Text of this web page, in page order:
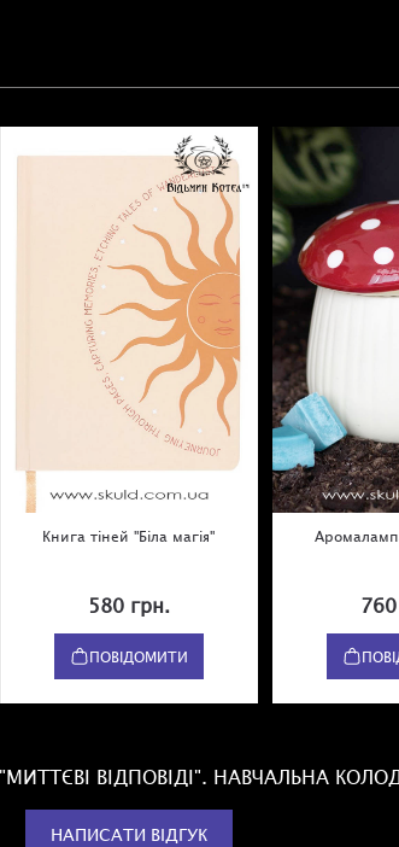
Книга тіней "Біла магія"
580 грн.
ПОВІДОМИТИ
ВІДПОВІДІ". НАВЧАЛЬНА
НАПИСАТИ ВІДГУК